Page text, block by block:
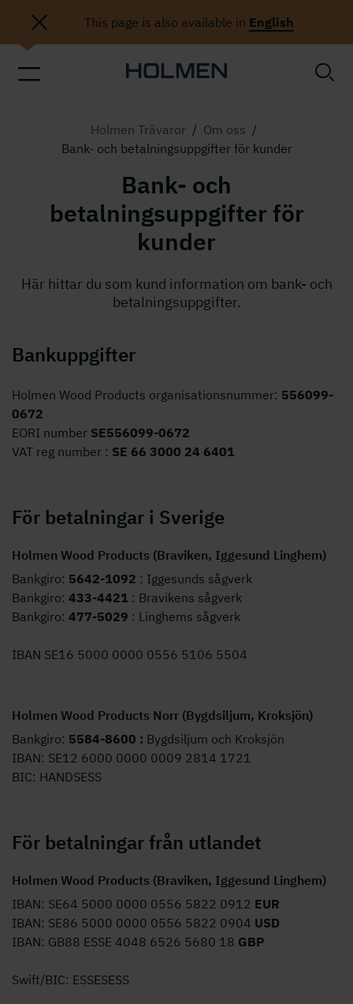
Holmen Trävaror / Om oss /
Bank- och betalningsuppgifter för kunder
Bank- och
betalningsuppgifter för
kunder
Här hittar du som kund information om bank- och
betalningsuppgifter.
Bankuppgifter
Holmen Wood Products organisationsnummer: 556099-
0672
EORI number SE556099-0672
VAT reg number : SE 66 3000 24 6401
För betalningar i Sverige
Holmen Wood Products (Braviken, Iggesund Linghem)
Bankgiro: 5642-1092 : Iggesunds sågverk
Bankgiro: 433-4421 : Bravikens sågverk
Bankgiro: 477-5029 : Linghems sågverk
IBAN SE16 5000 0000 0556 5106 5504
Holmen Wood Products Norr (Bygdsiljum, Kroksjön)
Bankgiro: 5584-8600 : Bygdsiljum och Kroksjön
IBAN: SE12 6000 0000 0009 2814 1721
BIC: HANDSESS
För betalningar från utlandet
Holmen Wood Products (Braviken, Iggesund Linghem)
IBAN: SE64 5000 0000 0556 5822 0912 EUR
IBAN: SE86 5000 0000 0556 5822 0904 USD
IBAN: GB88 ESSE 4048 6526 5680 18 GBP
Swift/BIC: ESSESESS
This page is also available in English